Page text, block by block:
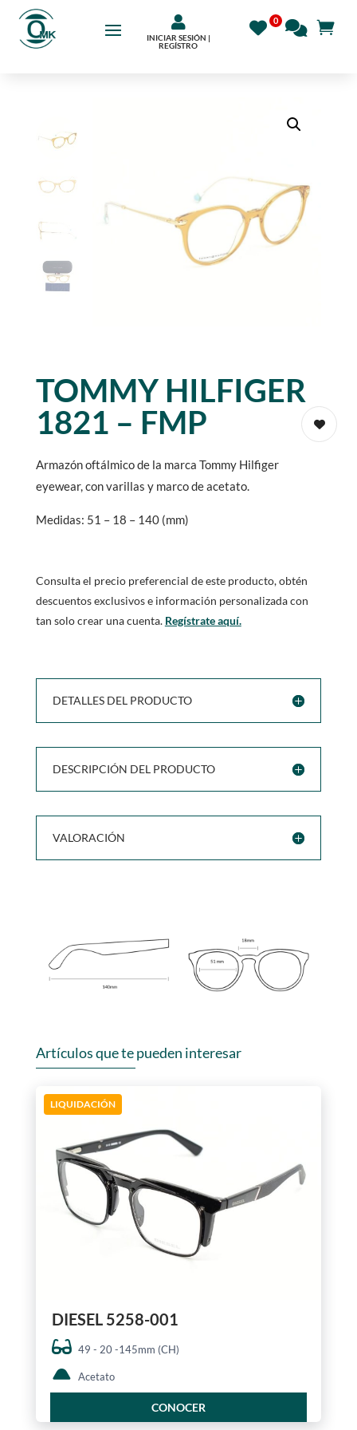

INICIAR SESIÓN |
REGÍSTRO
TOMMY HILFIGER
1821 – FMP
Armazón oftálmico de la marca Tommy Hilfiger
eyewear, con varillas y marco de acetato.
Medidas: 51 – 18 – 140 (mm)
Consulta el precio preferencial de este producto, obtén
descuentos exclusivos e información personalizada con
tan solo crear una cuenta. Regístrate aquí.
DETALLES DEL PRODUCTO
DESCRIPCIÓN DEL PRODUCTO
VALORACIÓN
Artículos que te pueden interesar
LIQUIDACIÓN
DIESEL 5258-001
49 - 20 -145mm (CH)
Acetato
CONOCER